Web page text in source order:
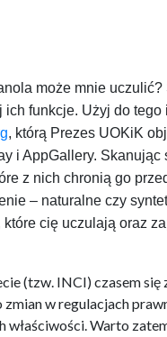
może mnie
funkcje. Użyj do tego
, którą Prezes UOKiK
i AppGallery. Skanując
z nich chronią go
– naturalne czy
cię uczulają oraz
(tzw. INCI) czasem się
w regulacjach
Warto